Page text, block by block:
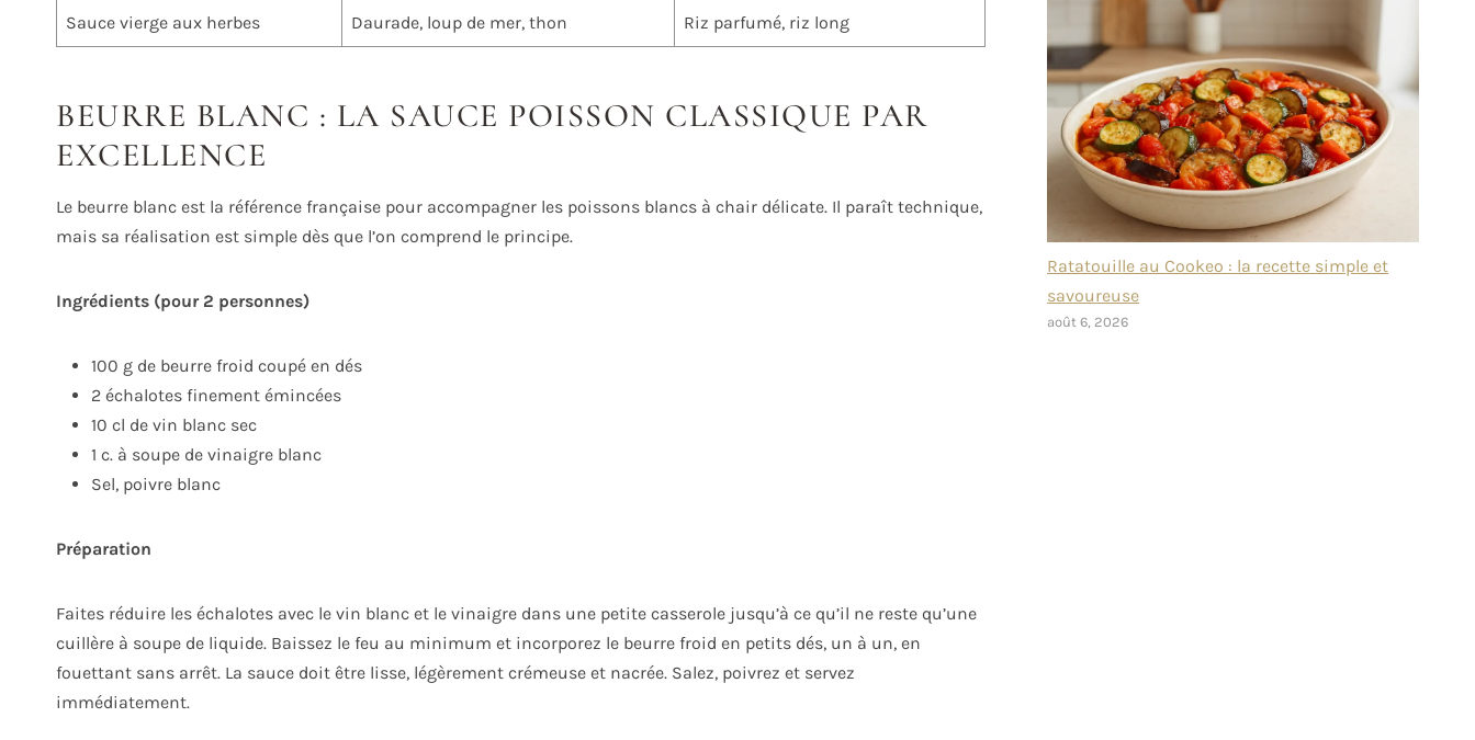
Sauce vierge aux herbes Daurade, loup de mer, thon Riz parfumé, riz long
BEURRE BLANC : LA SAUCE POISSON CLASSIQUE PAR
EXCELLENCE
Le beurre blanc est la référence française pour accompagner les poissons blancs à chair délicate. Il paraît technique,
mais sa réalisation est simple dès que l’on comprend le principe.
Ingrédients (pour 2 personnes)
100 g de beurre froid coupé en dés
2 échalotes finement émincées
10 cl de vin blanc sec
1 c. à soupe de vinaigre blanc
Sel, poivre blanc
Préparation
Faites réduire les échalotes avec le vin blanc et le vinaigre dans une petite casserole jusqu’à ce qu’il ne reste qu’une
cuillère à soupe de liquide. Baissez le feu au minimum et incorporez le beurre froid en petits dés, un à un, en
fouettant sans arrêt. La sauce doit être lisse, légèrement crémeuse et nacrée. Salez, poivrez et servez
immédiatement.
Ratatouille au Cookeo : la recette simple et
savoureuse
août 6, 2026